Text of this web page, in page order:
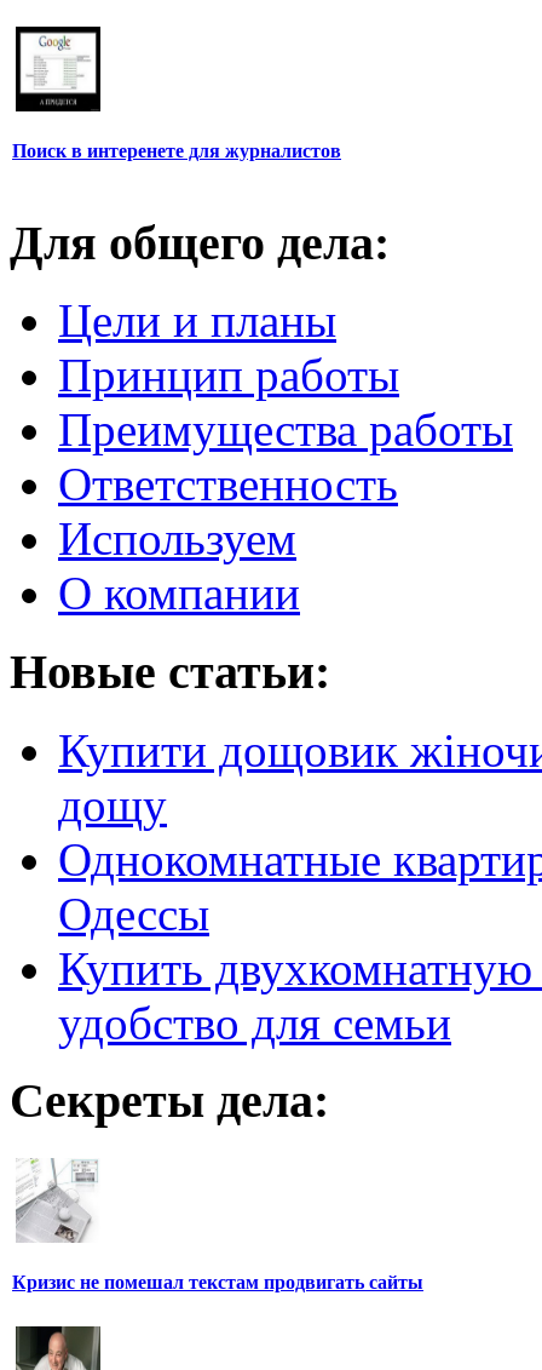
Поиск в интеренете для журналистов
Для общего дела:
Цели и планы
Принцип работы
Преимущества работы
Ответственность
Используем
О компании
Новые статьи:
Купити дощовик
дощу
Однокомнатные
Одессы
Купить
удобство для семьи
Секреты дела:
Кризис не помешал текстам продвигать сайты